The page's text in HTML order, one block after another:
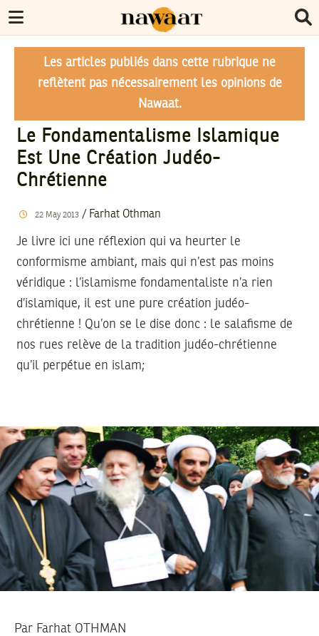
Les articles publiés dans cette rubrique ne
reflètent pas nécessairement les opinions de
Nawaat.
Le Fondamentalisme Islamique
Est Une Création Judéo-
Chrétienne
22 May 2013/ Farhat Othman
Je livre ici une réflexion qui va heurter le
conformisme ambiant, mais qui n’est pas moins
véridique : l’islamisme fondamentaliste n’a rien
d’islamique, il est une pure création judéo-
chrétienne ! Qu’on se le dise donc : le salafisme de
nos rues relève de la tradition judéo-chrétienne
qu’il perpétue en islam;
Par Farhat OTHMAN